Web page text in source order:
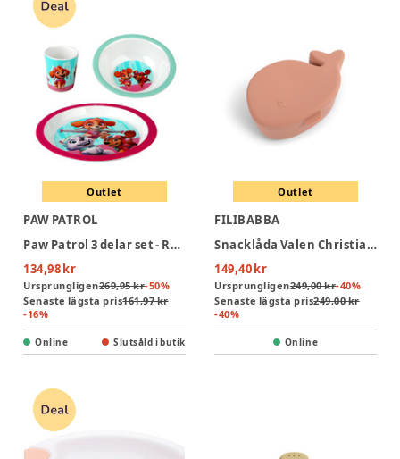
Outlet
PAW PATROL
Paw Patrol 3 delar set - Red - 100% Melamin
134,98 kr
Ursprungligen269,95 kr-50%
Senaste lägsta pris161,97 kr
-16%
Online Slutsåld i butik
Outlet
FILIBABBA
Snacklåda Valen Christian - Misty Rose
149,40 kr
Ursprungligen249,00 kr-40%
Senaste lägsta pris249,00 kr
-40%
Online